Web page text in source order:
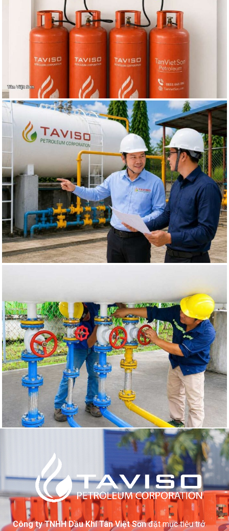
HỆ THỐNG
GAS
LNG/ LPG
BẢO TRÌ
SỮA CHỮA
Công ty TNHH Dầu Khí Tân Việt Sơnđặt mục tiêu trở